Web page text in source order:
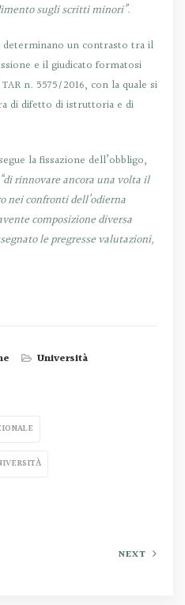
sugli scritti minori”.
un contrasto tra il
e il giudicato formatosi
n. 5575/2016, con la quale si
di difetto di istruttoria e di
la fissazione dell’obbligo,
“di rinnovare ancora una volta il
nei confronti dell’odierna
composizione diversa
le pregresse valutazioni,
Università
NEXT